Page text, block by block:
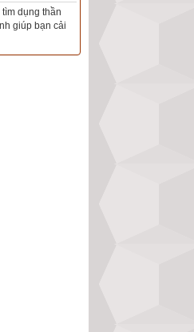
Tổng Kho Sim Năm sinh 0x -
trường - Click xem ngay